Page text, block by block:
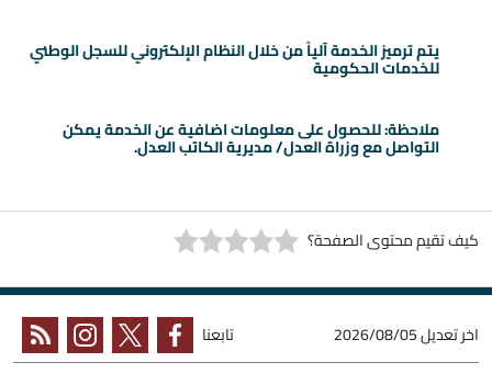
يتم ترميز الخدمة آلياً من خلال النظام الإلكتروني للسجل الوطني
للخدمات الحكومية
ملاحظة: للحصول على معلومات اضافية عن الخدمة يمكن
التواصل مع وزراة العدل/ مديرية الكاتب العدل.
كيف تقيم محتوى الصفحة؟
اخر تعديل2026/08/05 تابعنا